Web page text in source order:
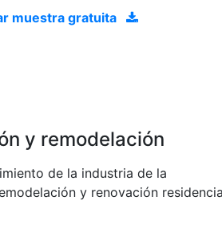
muestra gratuita
y remodelación
de la industria de la
y renovación